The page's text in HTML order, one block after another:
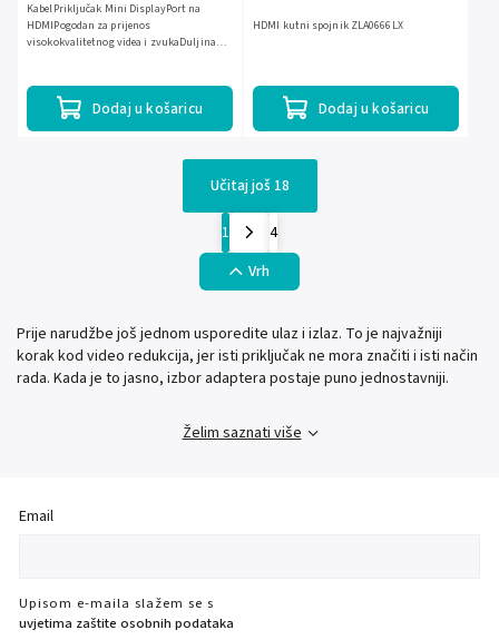
Dodaj u košaricu
KabelPriključak Mini DisplayPort na
HDMIPogodan za prijenos
visokokvalitetnog videa i zvukaDuljina
uređaja...
Dodaj u košaricu
HDMI kutni spojnik ZLA0666LX
Učitaj još 18
1
4
Vrh
Prije narudžbe još jednom usporedite ulaz i izlaz. To je najvažniji
korak kod video redukcija, jer isti priključak ne mora značiti i isti način
rada. Kada je to jasno, izbor adaptera postaje puno jednostavniji.
Želim saznati više
Email
Upisom e-maila slažem se s
uvjetima zaštite osobnih podataka